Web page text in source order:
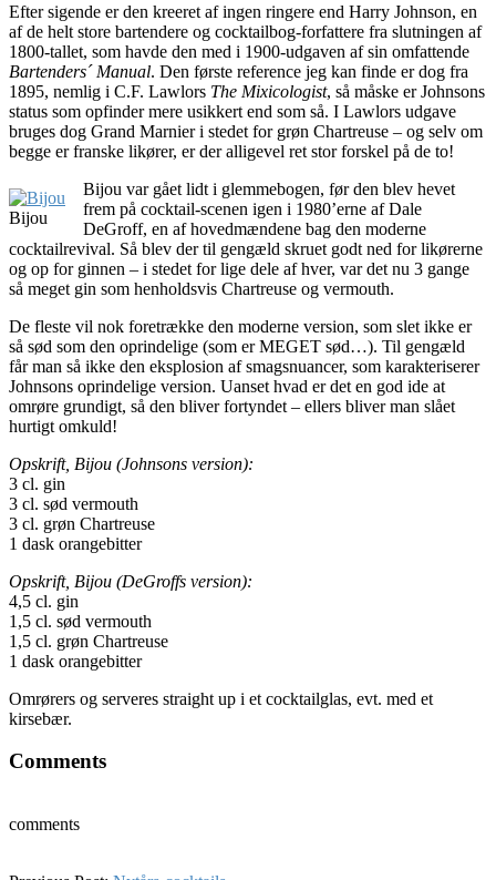
Efter sigende er den kreeret af ingen ringere end Harry Johnson, en
af de helt store bartendere og cocktailbog-forfattere fra slutningen af
1800-tallet, som havde den med i 1900-udgaven af sin omfattende
Bartenders´ Manual. Den første reference jeg kan finde er dog fra
1895, nemlig i C.F. Lawlors The Mixicologist, så måske er Johnsons
status som opfinder mere usikkert end som så. I Lawlors udgave
bruges dog Grand Marnier i stedet for grøn Chartreuse – og selv om
begge er franske likører, er der alligevel ret stor forskel på de to!
Bijou
Bijou var gået lidt i glemmebogen, før den blev hevet
frem på cocktail-scenen igen i 1980’erne af Dale
DeGroff, en af hovedmændene bag den moderne
cocktailrevival. Så blev der til gengæld skruet godt ned for likørerne
og op for ginnen – i stedet for lige dele af hver, var det nu 3 gange
så meget gin som henholdsvis Chartreuse og vermouth.
De fleste vil nok foretrække den moderne version, som slet ikke er
så sød som den oprindelige (som er MEGET sød…). Til gengæld
får man så ikke den eksplosion af smagsnuancer, som karakteriserer
Johnsons oprindelige version. Uanset hvad er det en god ide at
omrøre grundigt, så den bliver fortyndet – ellers bliver man slået
hurtigt omkuld!
Opskrift, Bijou (Johnsons version):
3 cl. gin
3 cl. sød vermouth
3 cl. grøn Chartreuse
1 dask orangebitter
Opskrift, Bijou (DeGroffs version):
4,5 cl. gin
1,5 cl. sød vermouth
1,5 cl. grøn Chartreuse
1 dask orangebitter
Omrørers og serveres straight up i et cocktailglas, evt. med et
kirsebær.
Comments
comments